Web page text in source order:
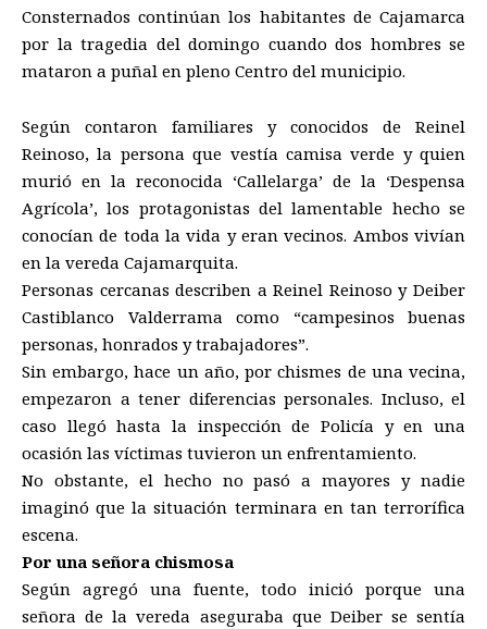
Consternados continúan los habitantes de Cajamarca
por la tragedia del domingo cuando dos hombres se
mataron a puñal en pleno Centro del municipio.
Según contaron familiares y conocidos de Reinel
Reinoso, la persona que vestía camisa verde y quien
murió en la reconocida ‘Callelarga’ de la ‘Despensa
Agrícola’, los protagonistas del lamentable hecho se
conocían de toda la vida y eran vecinos. Ambos vivían
en la vereda Cajamarquita.
Personas cercanas describen a Reinel Reinoso y Deiber
Castiblanco Valderrama como “campesinos buenas
personas, honrados y trabajadores”.
Sin embargo, hace un año, por chismes de una vecina,
empezaron a tener diferencias personales. Incluso, el
caso llegó hasta la inspección de Policía y en una
ocasión las víctimas tuvieron un enfrentamiento.
No obstante, el hecho no pasó a mayores y nadie
imaginó que la situación terminara en tan terrorífica
escena.
Por una señora chismosa
Según agregó una fuente, todo inició porque una
señora de la vereda aseguraba que Deiber se sentía